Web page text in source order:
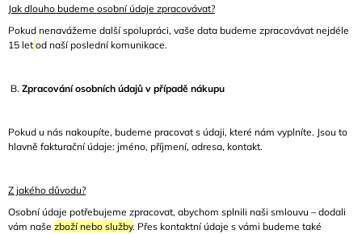
Jak dlouho budeme osobní údaje zpracovávat?
Pokud nenavážeme další spolupráci, vaše data budeme zpracovávat nejdéle
15 let od naší poslední komunikace.
B. Zpracování osobních údajů v případě nákupu
Pokud u nás nakoupíte, budeme pracovat s údaji, které nám vyplníte. Jsou to
hlavně fakturační údaje: jméno, příjmení, adresa, kontakt.
Z jakého důvodu?
Osobní údaje potřebujeme zpracovat, abychom splnili naši smlouvu – dodali
vám naše zboží nebo služby. Přes kontaktní údaje s vámi budeme také
PLÁTĚNKA
JOEY
RAMONE